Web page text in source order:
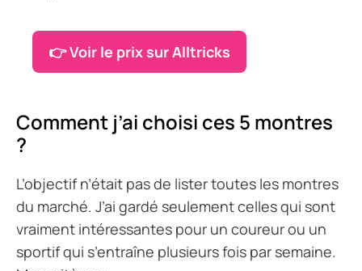
👉 Voir le prix sur Alltricks
Comment j’ai choisi ces 5 montres
?
L’objectif n’était pas de lister toutes les montres
du marché. J’ai gardé seulement celles qui sont
vraiment intéressantes pour un coureur ou un
sportif qui s’entraîne plusieurs fois par semaine.